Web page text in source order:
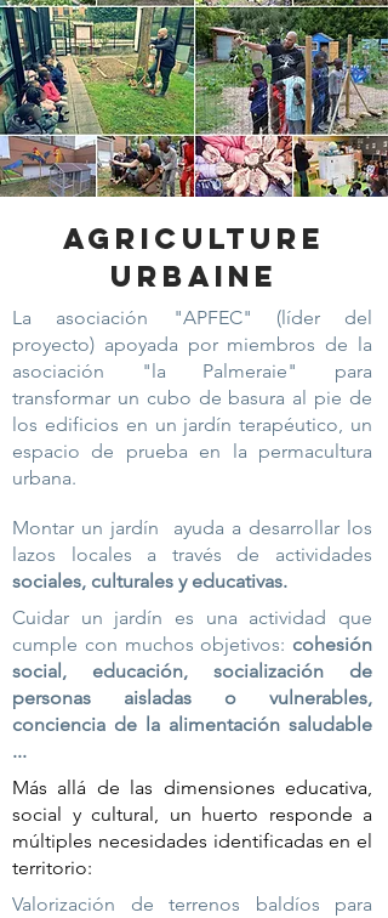
Agriculture
Urbaine
La asociación "APFEC" (líder del
proyecto) apoyada por miembros de la
asociación "la Palmeraie" para
transformar un cubo de basura al pie de
los edificios en un jardín terapéutico, un
espacio de prueba en la permacultura
urbana.
Montar un jardín
ayuda a desarrollar los
lazos locales a través de actividades
sociales, culturales y educativas.
Cuidar un jardín es una actividad que
cumple con muchos objetivos: cohesión
social, educación, socialización de
personas aisladas o vulnerables,
conciencia de la alimentación saludable
...
Más allá de las dimensiones educativa,
social y cultural, un huerto responde a
múltiples necesidades identificadas en el
territorio:
Valorización de terrenos baldíos para